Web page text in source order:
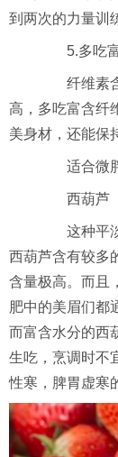
到两次的力量训
5.多吃富
纤维素含
高，多吃富含纤
美身材，还能保
适合微胖
西葫芦
这种平淡
西葫芦含有较多
含量极高。而且
肥中的美眉们都
而富含水分的西
生吃，烹调时不
性寒，脾胃虚寒